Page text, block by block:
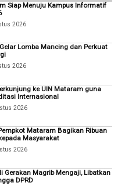
Siap Menuju Kampus Informatif
2026
Lomba Mancing dan Perkuat
2026
ke UIN Mataram guna
Internasional
2026
Mataram Bagikan Ribuan
Masyarakat
2026
Gerakan Magrib Mengaji, Libatkan
DPRD